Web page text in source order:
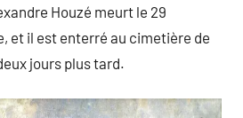
Houzé meurt le 29
et il est enterré au cimetière de
jours plus tard.